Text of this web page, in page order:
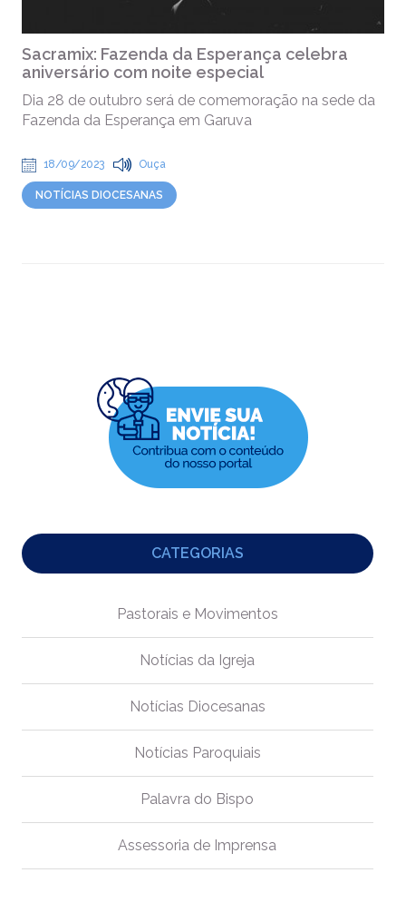
Sacramix: Fazenda da Esperança celebra
aniversário com noite especial
Dia 28 de outubro será de comemoração na sede da
Fazenda da Esperança em Garuva
18/09/2023 Ouça
NOTÍCIAS DIOCESANAS
CATEGORIAS
Pastorais e Movimentos
Notícias da Igreja
Notícias Diocesanas
Notícias Paroquiais
Palavra do Bispo
Assessoria de Imprensa